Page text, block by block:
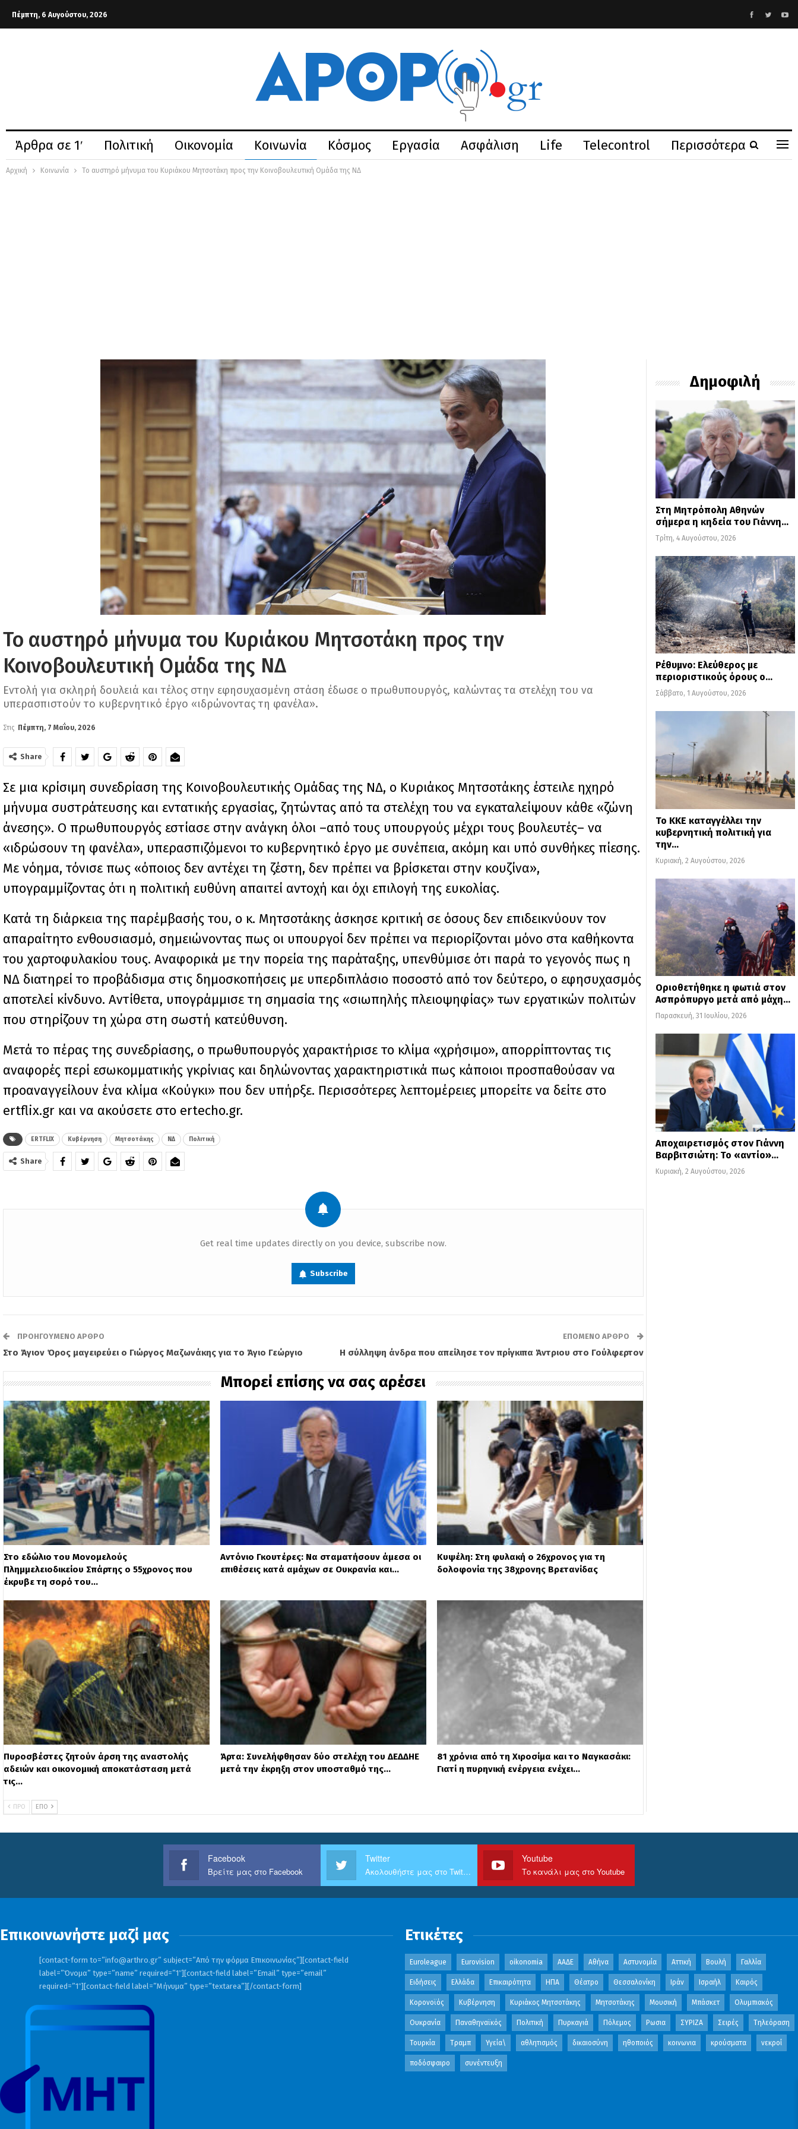
Πέμπτη, 6 Αυγούστου, 2026
Άρθρα σε 1′ Πολιτική Οικονομία Κοινωνία Κόσμος Εργασία Ασφάλιση Life Telecontrol Περισσότερα
Αρχική Κοινωνία Το αυστηρό μήνυμα του Κυριάκου Μητσοτάκη προς την Κοινοβουλευτική Ομάδα της ΝΔ
Το αυστηρό μήνυμα του Κυριάκου Μητσοτάκη προς την
Κοινοβουλευτική Ομάδα της ΝΔ
Εντολή για σκληρή δουλειά και τέλος στην εφησυχασμένη στάση έδωσε ο πρωθυπουργός, καλώντας τα στελέχη του να
υπερασπιστούν το κυβερνητικό έργο «ιδρώνοντας τη φανέλα».
Στις Πέμπτη, 7 Μαΐου, 2026
Share
Σε μια κρίσιμη συνεδρίαση της Κοινοβουλευτικής Ομάδας της ΝΔ, ο Κυριάκος Μητσοτάκης έστειλε ηχηρό
μήνυμα συστράτευσης και εντατικής εργασίας, ζητώντας από τα στελέχη του να εγκαταλείψουν κάθε «ζώνη
άνεσης». Ο πρωθυπουργός εστίασε στην ανάγκη όλοι –από τους υπουργούς μέχρι τους βουλευτές– να
«ιδρώσουν τη φανέλα», υπερασπιζόμενοι το κυβερνητικό έργο με συνέπεια, ακόμη και υπό συνθήκες πίεσης.
Με νόημα, τόνισε πως «όποιος δεν αντέχει τη ζέστη, δεν πρέπει να βρίσκεται στην κουζίνα»,
υπογραμμίζοντας ότι η πολιτική ευθύνη απαιτεί αντοχή και όχι επιλογή της ευκολίας.
Κατά τη διάρκεια της παρέμβασής του, ο κ. Μητσοτάκης άσκησε κριτική σε όσους δεν επιδεικνύουν τον
απαραίτητο ενθουσιασμό, σημειώνοντας πως οι υπουργοί δεν πρέπει να περιορίζονται μόνο στα καθήκοντα
του χαρτοφυλακίου τους. Αναφορικά με την πορεία της παράταξης, υπενθύμισε ότι παρά το γεγονός πως η
ΝΔ διατηρεί το προβάδισμα στις δημοσκοπήσεις με υπερδιπλάσιο ποσοστό από τον δεύτερο, ο εφησυχασμός
αποτελεί κίνδυνο. Αντίθετα, υπογράμμισε τη σημασία της «σιωπηλής πλειοψηφίας» των εργατικών πολιτών
που στηρίζουν τη χώρα στη σωστή κατεύθυνση.
Μετά το πέρας της συνεδρίασης, ο πρωθυπουργός χαρακτήρισε το κλίμα «χρήσιμο», απορρίπτοντας τις
αναφορές περί εσωκομματικής γκρίνιας και δηλώνοντας χαρακτηριστικά πως κάποιοι προσπαθούσαν να
προαναγγείλουν ένα κλίμα «Κούγκι» που δεν υπήρξε. Περισσότερες λεπτομέρειες μπορείτε να δείτε στο
ertflix.gr και να ακούσετε στο ertecho.gr.
ERTFLIX Κυβέρνηση Μητσοτάκης ΝΔ Πολιτική
Share
Get real time updates directly on you device, subscribe now.
Subscribe
ΠΡΟΗΓΟΎΜΕΝΟ ΆΡΘΡΟ
Στο Άγιον Όρος μαγειρεύει ο Γιώργος Μαζωνάκης για το Άγιο Γεώργιο
ΕΠΌΜΕΝΟ ΆΡΘΡΟ
Η σύλληψη άνδρα που απείλησε τον πρίγκιπα Άντριου στο Γούλφερτον
Μπορεί επίσης να σας αρέσει
Στο εδώλιο του Μονομελούς
Πλημμελειοδικείου Σπάρτης ο 55χρονος που
έκρυβε τη σορό του…
Αντόνιο Γκουτέρες: Να σταματήσουν άμεσα οι
επιθέσεις κατά αμάχων σε Ουκρανία και…
Κυψέλη: Στη φυλακή ο 26χρονος για τη
δολοφονία της 38χρονης Βρετανίδας
Πυροσβέστες ζητούν άρση της αναστολής
αδειών και οικονομική αποκατάσταση μετά
τις…
Άρτα: Συνελήφθησαν δύο στελέχη του ΔΕΔΔΗΕ
μετά την έκρηξη στον υποσταθμό της…
81 χρόνια από τη Χιροσίμα και το Ναγκασάκι:
Γιατί η πυρηνική ενέργεια ενέχει…
ΠΡΟ ΕΠΌ
Δημοφιλή
Στη Μητρόπολη Αθηνών
σήμερα η κηδεία του Γιάννη…
Τρίτη, 4 Αυγούστου, 2026
Ρέθυμνο: Ελεύθερος με
περιοριστικούς όρους ο…
Σάββατο, 1 Αυγούστου, 2026
Το ΚΚΕ καταγγέλλει την
κυβερνητική πολιτική για
την…
Κυριακή, 2 Αυγούστου, 2026
Οριοθετήθηκε η φωτιά στον
Ασπρόπυργο μετά από μάχη…
Παρασκευή, 31 Ιουλίου, 2026
Αποχαιρετισμός στον Γιάννη
Βαρβιτσιώτη: Το «αντίο»…
Κυριακή, 2 Αυγούστου, 2026
Facebook
Βρείτε μας στο Facebook
Twitter
Ακολουθήστε μας στο Twitter
Youtube
Το κανάλι μας στο Youtube
Επικοινωνήστε μαζί μας
[contact-form to=”info@arthro.gr” subject=”Από την φόρμα Επικοινωνίας”][contact-field
label=”Όνομα” type=”name” required=”1″][contact-field label=”Email” type=”email”
required=”1″][contact-field label=”Μήνυμα” type=”textarea”][/contact-form]
Ετικέτες
Euroleague Eurovision oikonomia ΑΑΔΕ Αθήνα Αστυνομία Αττική Βουλή Γαλλία
Ειδήσεις Ελλάδα Επικαιρότητα ΗΠΑ Θέατρο Θεσσαλονίκη Ιράν Ισραήλ Καιρός
Κορονοϊός Κυβέρνηση Κυριάκος Μητσοτάκης Μητσοτάκης Μουσική Μπάσκετ Ολυμπιακός
Ουκρανία Παναθηναϊκός Πολιτική Πυρκαγιά Πόλεμος Ρωσια ΣΥΡΙΖΑ Σειρές Τηλεόραση
Τουρκία Τραμπ Υγεία\ αθλητισμός δικαιοσύνη ηθοποιός κοινωνια κρούσματα νεκροί
ποδόσφαιρο συνέντευξη